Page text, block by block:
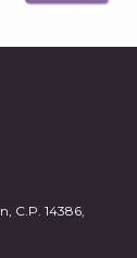
C.P. 14386,